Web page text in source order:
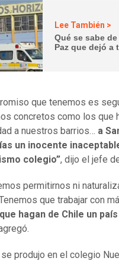
Lee También >
Qué se sabe
Paz que dejó a
que tenemos es
concretos como los que
a nuestros barrios… a
un inocente
colegio”, dijo el jefe
permitirnos ni
que trabajar con
hagan de Chile un
se produjo en el colegio